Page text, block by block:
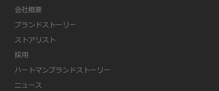
会社概要
ブランドストーリー
ストアリスト
採用
ハートマンブランドストーリー
ニュース